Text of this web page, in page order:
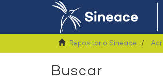
Repositorio Sineace
Buscar